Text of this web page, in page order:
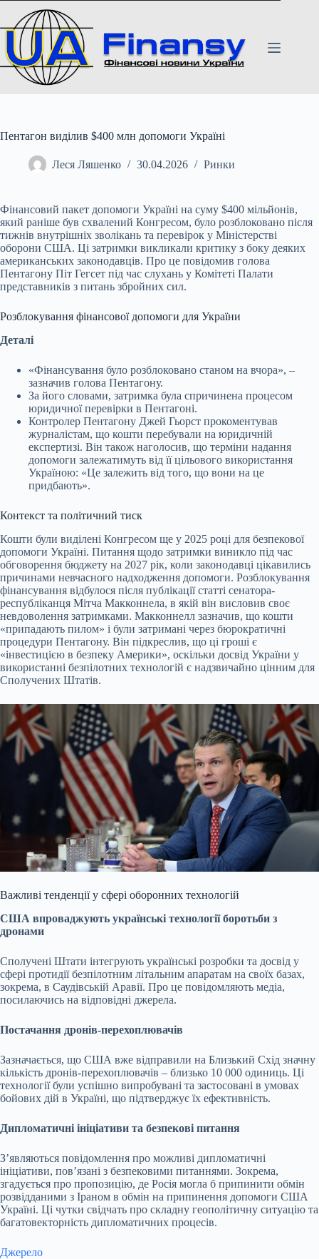
вмісту
Пентагон виділив $400 млн допомоги Україні
Леся Ляшенко 30.04.2026 Ринки
Фінансовий пакет допомоги Україні на суму $400 мільйонів,
який раніше був схвалений Конгресом, було розблоковано після
тижнів внутрішніх зволікань та перевірок у Міністерстві
оборони США. Ці затримки викликали критику з боку деяких
американських законодавців. Про це повідомив голова
Пентагону Піт Гегсет під час слухань у Комітеті Палати
представників з питань збройних сил.
Розблокування фінансової допомоги для України
Деталі
«Фінансування було розблоковано станом на вчора», –
зазначив голова Пентагону.
За його словами, затримка була спричинена процесом
юридичної перевірки в Пентагоні.
Контролер Пентагону Джей Гьорст прокоментував
журналістам, що кошти перебували на юридичній
експертизі. Він також наголосив, що терміни надання
допомоги залежатимуть від її цільового використання
Україною: «Це залежить від того, що вони на це
придбають».
Контекст та політичний тиск
Кошти були виділені Конгресом ще у 2025 році для безпекової
допомоги Україні. Питання щодо затримки виникло під час
обговорення бюджету на 2027 рік, коли законодавці цікавились
причинами невчасного надходження допомоги. Розблокування
фінансування відбулося після публікації статті сенатора-
республіканця Мітча Макконнела, в якій він висловив своє
невдоволення затримками. Макконнелл зазначив, що кошти
«припадають пилом» і були затримані через бюрократичні
процедури Пентагону. Він підкреслив, що ці гроші є
«інвестицією в безпеку Америки», оскільки досвід України у
використанні безпілотних технологій є надзвичайно цінним для
Сполучених Штатів.
Важливі тенденції у сфері оборонних технологій
США впроваджують українські технології боротьби з
дронами
Сполучені Штати інтегрують українські розробки та досвід у
сфері протидії безпілотним літальним апаратам на своїх базах,
зокрема, в Саудівській Аравії. Про це повідомляють медіа,
посилаючись на відповідні джерела.
Постачання дронів-перехоплювачів
Зазначається, що США вже відправили на Близький Схід значну
кількість дронів-перехоплювачів – близько 10 000 одиниць. Ці
технології були успішно випробувані та застосовані в умовах
бойових дій в Україні, що підтверджує їх ефективність.
Дипломатичні ініціативи та безпекові питання
З’являються повідомлення про можливі дипломатичні
ініціативи, пов’язані з безпековими питаннями. Зокрема,
згадується про пропозицію, де Росія могла б припинити обмін
розвідданими з Іраном в обмін на припинення допомоги США
Україні. Ці чутки свідчать про складну геополітичну ситуацію та
багатовекторність дипломатичних процесів.
Джерело